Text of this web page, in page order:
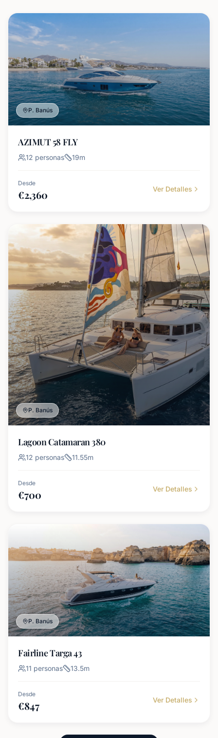
P. Banús
AZIMUT 58 FLY
12 personas 19m
Desde
€2,360 Ver Detalles
P. Banús
Lagoon Catamaran 380
12 personas 11.55m
Desde
€700 Ver Detalles
P. Banús
Fairline Targa 43
11 personas 13.5m
Desde
€847 Ver Detalles